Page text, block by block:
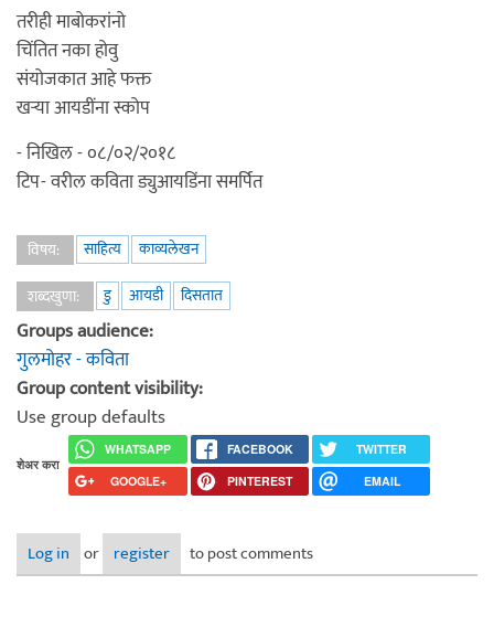
तरीही माबोकरांनो
चिंतित नका होवु
संयोजकात आहे फक्त
खऱ्या आयडींना स्कोप
- निखिल - ०८/०२/२०१८
टिप- वरील कविता ड्युआयडिंना समर्पित
विषय: साहित्य
काव्यलेखन
शब्दखुणा:
डु आयडी दिसतात
Groups audience:
गुलमोहर - कविता
Group content visibility:
Use group defaults
शेअर करा
WHATSAPP FACEBOOK
TWITTER
GOOGLE+
PINTEREST EMAIL
Log in or register to post comments